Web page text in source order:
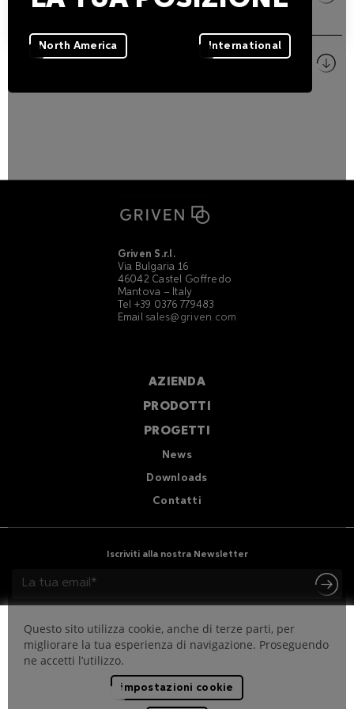
Immagini
Griven S.r.l.
Via Bulgaria 16
46042 Castel Goffredo
Mantova – Italy
Tel +39 0376 779483
Email sales@griven.com
AZIENDA
PRODOTTI
PROGETTI
News
Downloads
Contatti
Iscriviti alla nostra Newsletter
Whistleblowing Privacy e policy per i cookie
North America International
Questo sito utilizza cookie, anche di terze parti, per
migliorare la tua esperienza di navigazione. Proseguendo
ne accetti l’utilizzo.
impostazioni cookie